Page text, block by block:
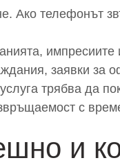
Ако телефонът
заявки за
трябва да
с
и